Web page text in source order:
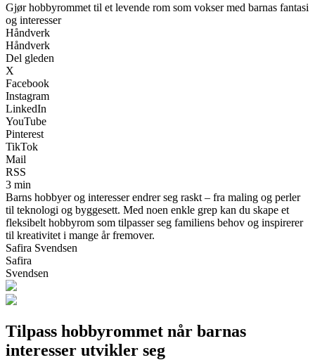
Gjør hobbyrommet til et levende rom som vokser med barnas fantasi
og interesser
Håndverk
Håndverk
Del gleden
X
Facebook
Instagram
LinkedIn
YouTube
Pinterest
TikTok
Mail
RSS
3 min
Barns hobbyer og interesser endrer seg raskt – fra maling og perler
til teknologi og byggesett. Med noen enkle grep kan du skape et
fleksibelt hobbyrom som tilpasser seg familiens behov og inspirerer
til kreativitet i mange år fremover.
Safira Svendsen
Safira
Svendsen
Tilpass hobbyrommet når barnas
interesser utvikler seg